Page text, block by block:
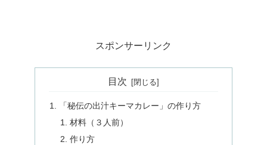
スポンサーリンク
目次
「秘伝の出汁キーマカレー」の作り方
材料（３人前）
作り方